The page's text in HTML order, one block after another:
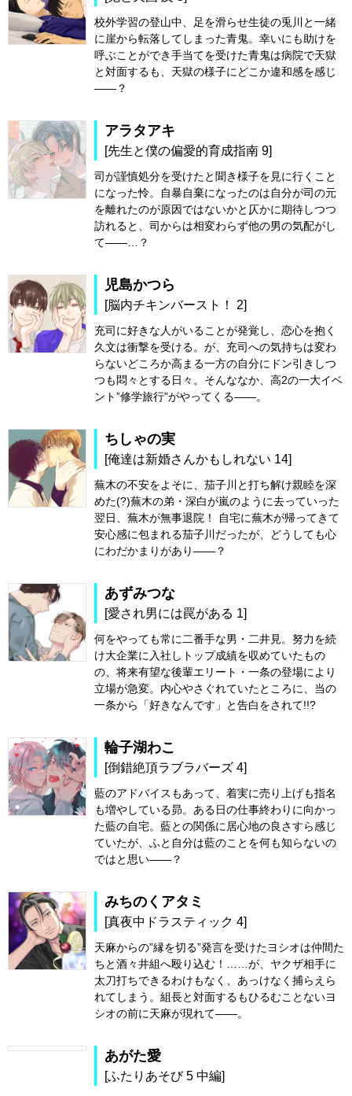
校外学習の登山中、足を滑らせ生徒の兎川と一緒
に崖から転落してしまった青鬼。幸いにも助けを
呼ぶことができ手当てを受けた青鬼は病院で天獄
と対面するも、天獄の様子にどこか違和感を感じ
――？
アラタアキ
[先生と僕の偏愛的育成指南 9]
司が謹慎処分を受けたと聞き様子を見に行くこと
になった怜。自暴自棄になったのは自分が司の元
を離れたのが原因ではないかと仄かに期待しつつ
訪れると、司からは相変わらず他の男の気配がし
て――…？
児島かつら
[脳内チキンバースト！ 2]
充司に好きな人がいることが発覚し、恋心を抱く
久文は衝撃を受ける。が、充司への気持ちは変わ
らないどころか高まる一方の自分にドン引きしつ
つも悶々とする日々。そんななか、高2の一大イベ
ント”修学旅行”がやってくる――。
ちしゃの実
[俺達は新婚さんかもしれない 14]
蕪木の不安をよそに、茄子川と打ち解け親睦を深
めた(?)蕪木の弟・深白が嵐のように去っていった
翌日、蕪木が無事退院！ 自宅に蕪木が帰ってきて
安心感に包まれる茄子川だったが、どうしても心
にわだかまりがあり――？
あずみつな
[愛され男には罠がある 1]
何をやっても常に二番手な男・二井見。努力を続
け大企業に入社しトップ成績を収めていたもの
の、将来有望な後輩エリート・一条の登場により
立場が急変。内心やさぐれていたところに、当の
一条から「好きなんです」と告白をされて!!?
輪子湖わこ
[倒錯絶頂ラブラバーズ 4]
藍のアドバイスもあって、着実に売り上げも指名
も増やしている昴。ある日の仕事終わりに向かっ
た藍の自宅。藍との関係に居心地の良さすら感じ
ていたが、ふと自分は藍のことを何も知らないの
ではと思い――？
みちのくアタミ
[真夜中ドラスティック 4]
天麻からの”縁を切る”発言を受けたヨシオは仲間た
ちと酒々井組へ殴り込む！……が、ヤクザ相手に
太刀打ちできるわけもなく、あっけなく捕らえら
れてしまう。組長と対面するもひるむことないヨ
シオの前に天麻が現れて――。
あがた愛
[ふたりあそび 5 中編]